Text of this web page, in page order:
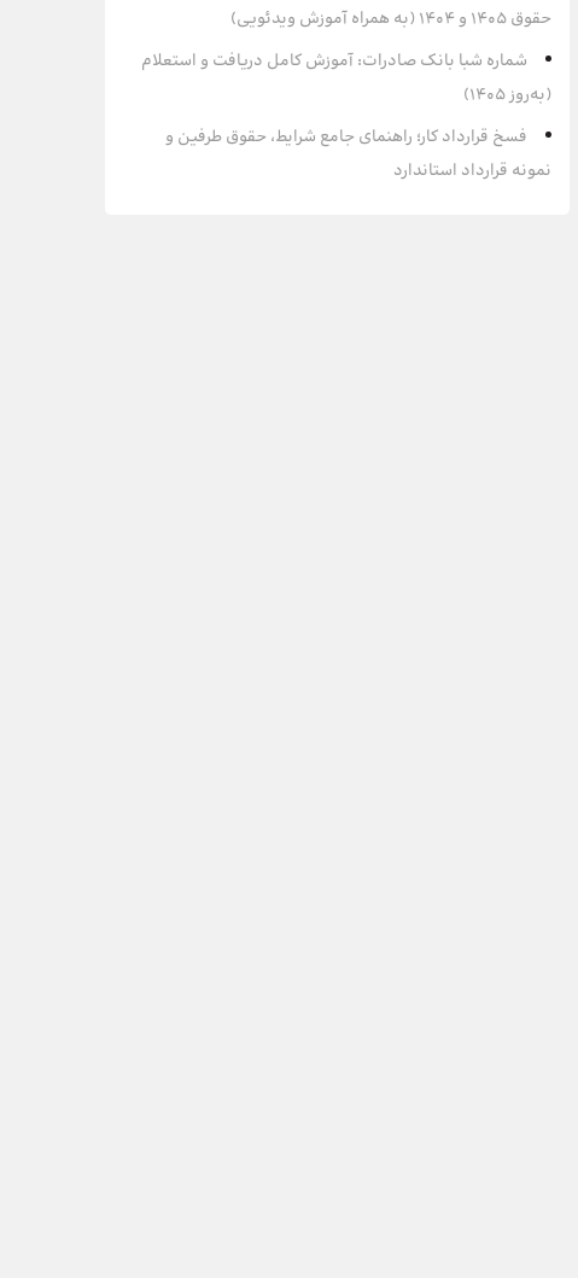
حقوق 1405 و 1404 (به همراه آموزش ویدئویی)
شماره شبا بانک صادرات: آموزش کامل دریافت و استعلام
(به‌روز ۱۴۰۵)
فسخ قرارداد کار؛ راهنمای جامع شرایط، حقوق طرفین و
نمونه قرارداد استاندارد